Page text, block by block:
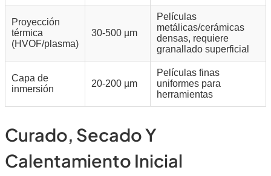
Proyección
térmica
(HVOF/plasma)
30-500 µm
Películas
metálicas/cerámicas
densas, requiere
granallado superficial
Capa de
inmersión
20-200 µm
Películas finas
uniformes para
herramientas
Curado, Secado Y
Calentamiento Inicial